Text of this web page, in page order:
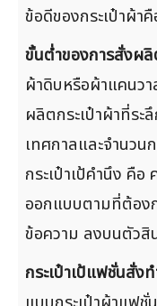
ข้อดีของกระเป๋าผ้า
ขั้นต่ำของการสั่งผลิ
ผ้าดิบหรือผ้าแคนวา
ผลิตกระเป๋าผ้าที่ร
เทศกาลและจำนว
กระเป๋าเป้คำนึง คื
ออกแบบตามที่ต้อง
ข้อความ ลงบนตัวสิ
กระเป๋าเป้แฟชั่นสั่ง